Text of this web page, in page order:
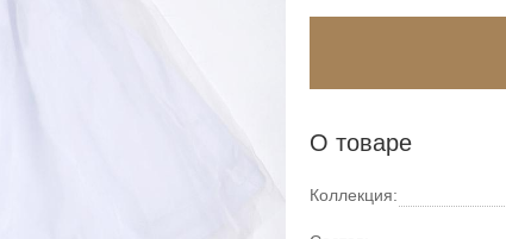
О товаре
Коллекция: